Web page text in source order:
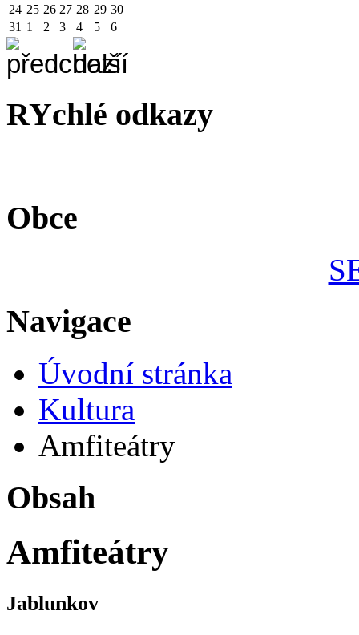
24 25 26 27 28 29 30
31 1 2 3 4 5 6
RYchlé odkazy
Obce
Navigace
Úvodní stránka
Kultura
Amfiteátry
Obsah
Amfiteátry
Jablunkov